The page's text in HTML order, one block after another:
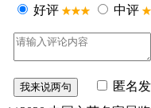
好评 中评
匿名